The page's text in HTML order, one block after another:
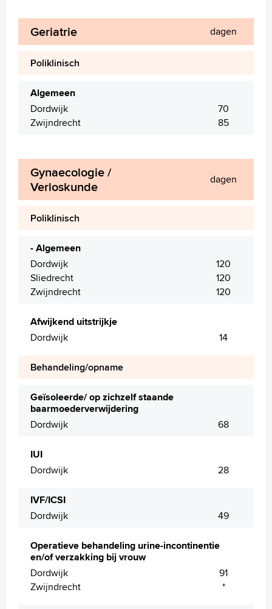
Geriatrie dagen
Poliklinisch
Algemeen
Dordwijk
70
Zwijndrecht
85
Gynaecologie /
Verloskunde
dagen
Poliklinisch
- Algemeen
Dordwijk
120
Sliedrecht
120
Zwijndrecht
120
Afwijkend uitstrijkje
Dordwijk
14
Behandeling/opname
Geïsoleerde/ op zichzelf staande
baarmoederverwijdering
Dordwijk
68
IUI
Dordwijk
28
IVF/ICSI
Dordwijk
49
Operatieve behandeling urine-incontinentie
en/of verzakking bij vrouw
Dordwijk
91
Zwijndrecht
*